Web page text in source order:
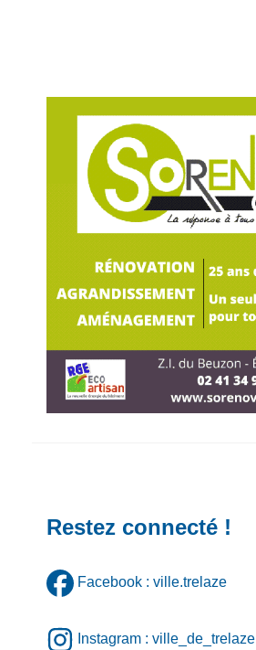
Restez connecté !
Facebook : ville.trelaze
Instagram : ville_de_trelaze